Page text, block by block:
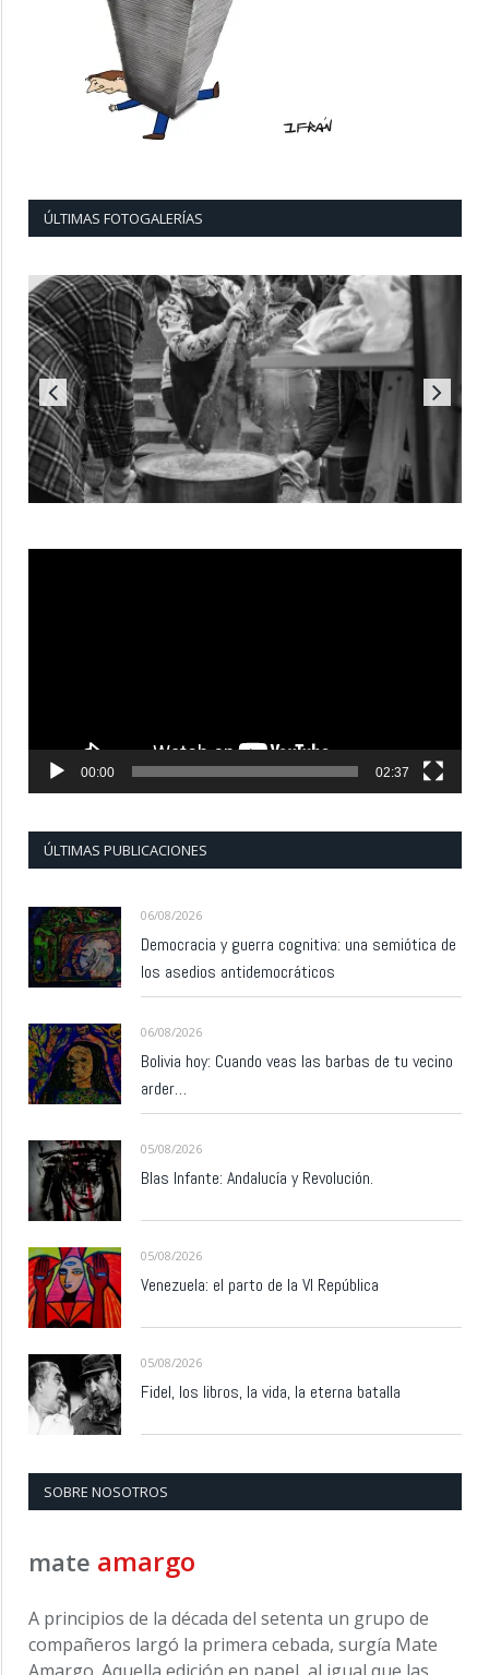
ÚLTIMAS FOTOGALERÍAS
00:00 02:37
ÚLTIMAS PUBLICACIONES
06/08/2026
Democracia y guerra cognitiva: una semiótica de
los asedios antidemocráticos
06/08/2026
Bolivia hoy: Cuando veas las barbas de tu vecino
arder…
05/08/2026
Blas Infante: Andalucía y Revolución.
05/08/2026
Venezuela: el parto de la VI República
05/08/2026
Fidel, los libros, la vida, la eterna batalla
SOBRE NOSOTROS
mate amargo
A principios de la década del setenta un grupo de
compañeros largó la primera cebada, surgía Mate